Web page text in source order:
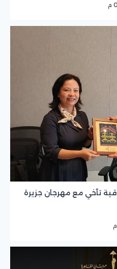
تآخي مع مهرجان جزيرة